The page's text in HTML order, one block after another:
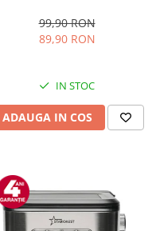
Deschidere 180°, Suprafata
de gatire 23 x 14 cm, Negru
99,90 RON
89,90 RON
IN STOC
ADAUGA IN COS